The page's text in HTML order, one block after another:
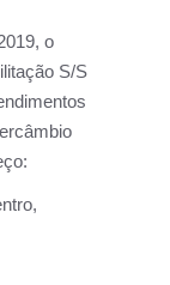
, o
S/S